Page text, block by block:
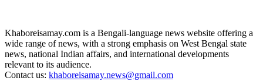
Khaboreisamay.com is a Bengali-language news website offering a
wide range of news, with a strong emphasis on West Bengal state
news, national Indian affairs, and international developments
relevant to its audience.
Contact us: khaboreisamay.news@gmail.com